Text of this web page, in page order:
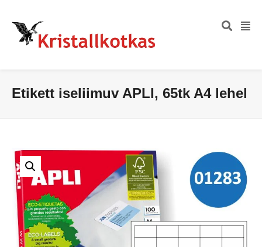
Etikett iseliimuv APLI, 65tk A4 lehel